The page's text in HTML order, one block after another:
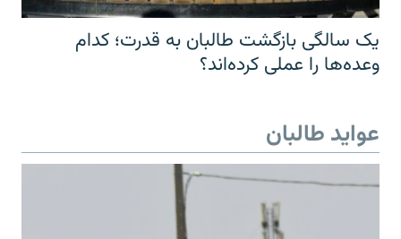
یک سالگی بازگشت طالبان به قدرت؛ کدام
وعده‌ها را عملی کرده‌اند؟
عواید طالبان